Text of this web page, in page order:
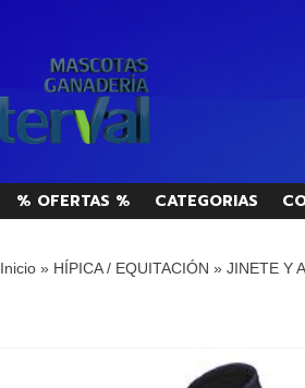
% OFERTAS % CATEGORIAS
Inicio» HÍPICA / EQUITACIÓN » JINETE Y